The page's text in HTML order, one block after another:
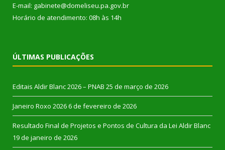
E-mail: gabinete@domeliseu.pa.gov.br
Horário de atendimento: 08h às 14h
ÚLTIMAS PUBLICAÇÕES
Editais Aldir Blanc 2026 – PNAB 25 de março de 2026
Janeiro Roxo 2026 6 de fevereiro de 2026
Resultado Final de Projetos e Pontos de Cultura da Lei Aldir Blanc
19 de janeiro de 2026